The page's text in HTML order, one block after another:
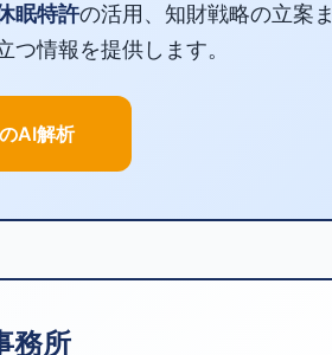
眠特許の活用、知財戦略の立案ま
情報を提供します。
AI解析
務所